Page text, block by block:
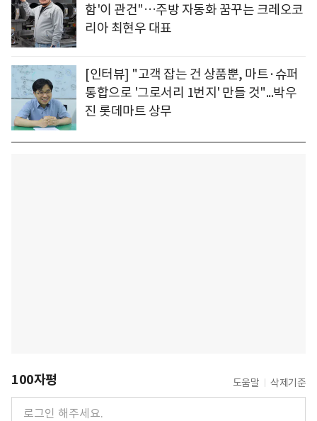
함'이 관건"…주방 자동화 꿈꾸는 크레오코
리아 최현우 대표
[인터뷰] "고객 잡는 건 상품뿐, 마트·슈퍼
통합으로 '그로서리 1번지' 만들 것"...박우
진 롯데마트 상무
100자평 도움말 삭제기준